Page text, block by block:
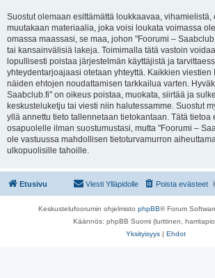
Suostut olemaan esittämättä loukkaavaa, vihamielistä,
muutakaan materiaalia, joka voisi loukata voimassa
omassa maassasi, se maa, johon "Foorumi –
tai kansainvälisiä lakeja. Toimimalla tätä vastoin
lopullisesti poistaa järjestelmän käyttäjistä ja
yhteydentarjoajaasi otetaan yhteyttä. Kaikkien viestien
näiden ehtojen noudattamisen tarkkailua varten.
Saabclub.fi" on oikeus poistaa, muokata, siirtää ja
keskusteluketju tai viesti niin halutessamme. Suostut
yllä annettu tieto tallennetaan tietokantaan. Tätä tietoa
osapuolelle ilman suostumustasi, mutta "Foorumi –
ole vastuussa mahdollisen tietoturvamurron
ulkopuolisille tahoille.
Etusivu Poista evästeet
Viesti Ylläpidolle
Keskustelufoorumin ohjelmisto phpBB® Forum
Käännös: phpBB Suomi (lurttinen,
Yksityisyys | Ehdot